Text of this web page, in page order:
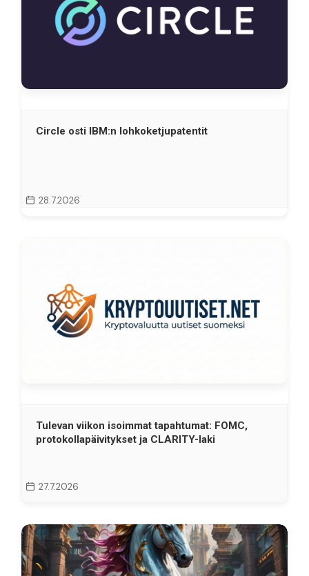
Circle osti IBM:n lohkoketjupatentit
28.7.2026
Tulevan viikon isoimmat tapahtumat: FOMC,
protokollapäivitykset ja CLARITY-laki
27.7.2026